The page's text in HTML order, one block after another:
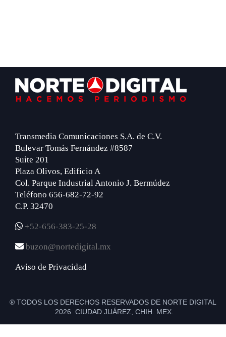
Footer
Transmedia Comunicaciones S.A. de C.V.
Bulevar Tomás Fernández #8587
Suite 201
Plaza Olivos, Edificio A
Col. Parque Industrial Antonio J. Bermúdez
Teléfono 656-682-72-92
C.P. 32470
+52-656-383-25-28
buzon@nortedigital.mx
Aviso de Privacidad
® TODOS LOS DERECHOS RESERVADOS DE NORTE DIGITAL
2026 CIUDAD JUÁREZ, CHIH. MEX.